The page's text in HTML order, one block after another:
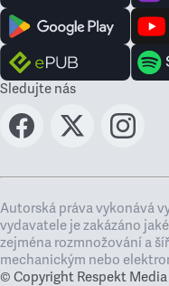
Sledujte nás
Autorská práva vykonává
vydavatele je zakázáno
zejména rozmnožování a
mechanickým nebo
© Copyright Respekt Media